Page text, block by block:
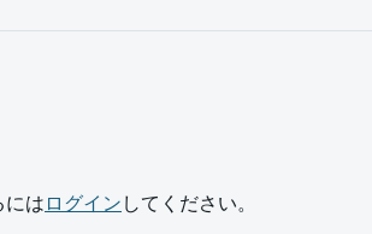
には ログイン してください。